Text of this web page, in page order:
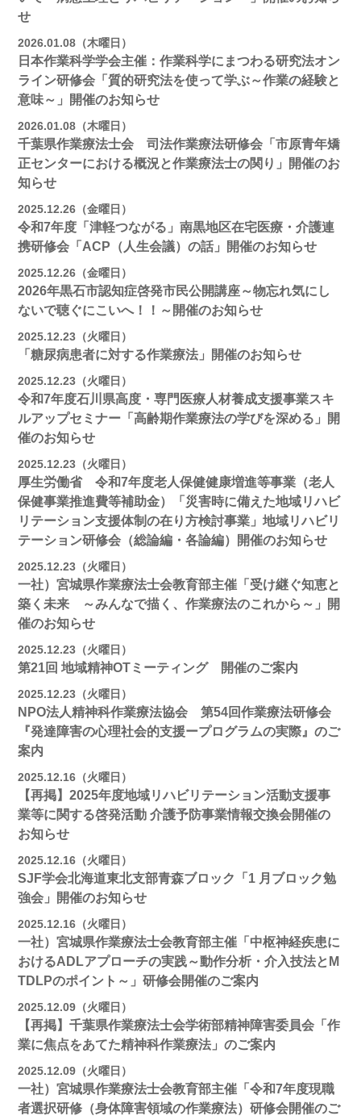
せ
2026.01.08（木曜日）
日本作業科学学会主催：作業科学にまつわる研究法オン
ライン研修会「質的研究法を使って学ぶ～作業の経験と
意味～」開催のお知らせ
2026.01.08（木曜日）
千葉県作業療法士会 司法作業療法研修会「市原青年矯
正センターにおける概況と作業療法士の関り」開催のお
知らせ
2025.12.26（金曜日）
令和7年度「津軽つながる」南黒地区在宅医療・介護連
携研修会「ACP（人生会議）の話」開催のお知らせ
2025.12.26（金曜日）
2026年黒石市認知症啓発市民公開講座～物忘れ気にし
ないで聴ぐにこいへ！！～開催のお知らせ
2025.12.23（火曜日）
「糖尿病患者に対する作業療法」開催のお知らせ
2025.12.23（火曜日）
令和7年度石川県高度・専門医療人材養成支援事業スキ
ルアップセミナー「高齢期作業療法の学びを深める」開
催のお知らせ
2025.12.23（火曜日）
厚生労働省 令和7年度老人保健健康増進等事業（老人
保健事業推進費等補助金）「災害時に備えた地域リハビ
リテーション支援体制の在り方検討事業」地域リハビリ
テーション研修会（総論編・各論編）開催のお知らせ
2025.12.23（火曜日）
一社）宮城県作業療法士会教育部主催「受け継ぐ知恵と
築く未来 ～みんなで描く、作業療法のこれから～」開
催のお知らせ
2025.12.23（火曜日）
第21回 地域精神OTミーティング 開催のご案内
2025.12.23（火曜日）
NPO法人精神科作業療法協会 第54回作業療法研修会
『発達障害の心理社会的支援ープログラムの実際』のご
案内
2025.12.16（火曜日）
【再掲】2025年度地域リハビリテーション活動⽀援事
業等に関する啓発活動 介護予防事業情報交換会開催の
お知らせ
2025.12.16（火曜日）
SJF学会北海道東北支部⻘森ブロック「1 月ブロック勉
強会」開催のお知らせ
2025.12.16（火曜日）
一社）宮城県作業療法士会教育部主催「中枢神経疾患に
おけるADLアプローチの実践～動作分析・介入技法とM
TDLPのポイント～」研修会開催のご案内
2025.12.09（火曜日）
【再掲】千葉県作業療法士会学術部精神障害委員会「作
業に焦点をあてた精神科作業療法」のご案内
2025.12.09（火曜日）
一社）宮城県作業療法士会教育部主催「令和7年度現職
者選択研修（身体障害領域の作業療法）研修会開催のご